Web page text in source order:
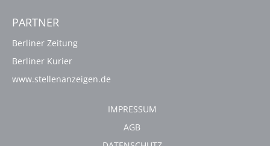
PARTNER
Berliner Zeitung
Berliner Kurier
www.stellenanzeigen.de
IMPRESSUM
AGB